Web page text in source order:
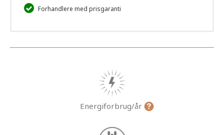
Forhandlere med prisgaranti
Energiforbrug/år